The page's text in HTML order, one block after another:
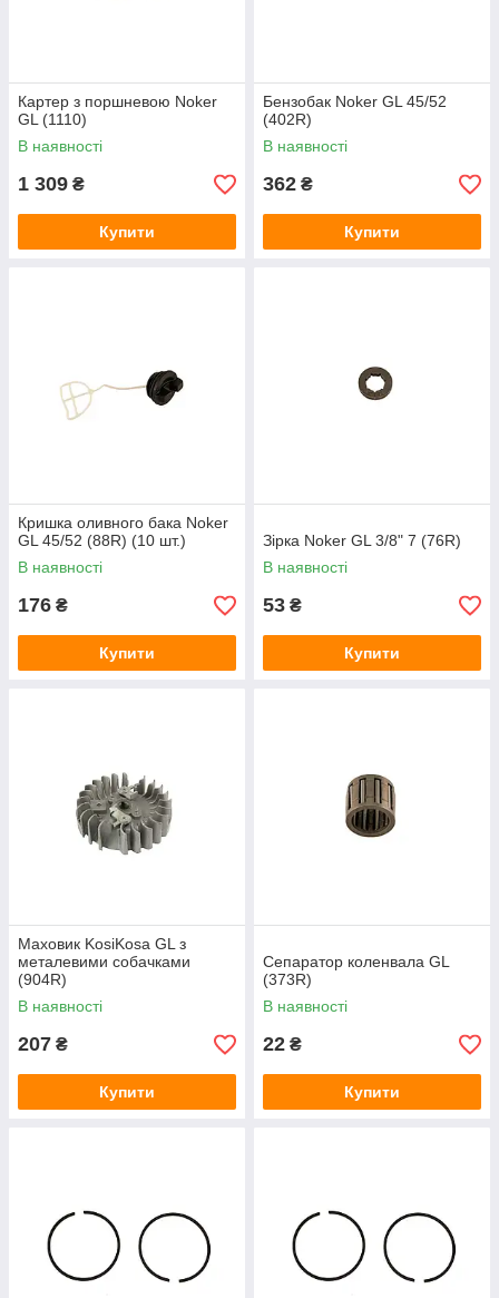
Картер з поршневою Noker
GL (1110)
В наявності
1 309 ₴
Купити
Бензобак Noker GL 45/52
(402R)
В наявності
362 ₴
Купити
Кришка оливного бака Noker
GL 45/52 (88R) (10 шт.)
В наявності
176 ₴
Купити
Зірка Noker GL 3/8" 7 (76R)
В наявності
53 ₴
Купити
Маховик KosiKosa GL з
металевими собачками
(904R)
В наявності
207 ₴
Купити
Сепаратор коленвала GL
(373R)
В наявності
22 ₴
Купити